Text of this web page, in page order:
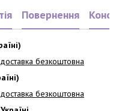
Повернення
безкоштовна
безкоштовна